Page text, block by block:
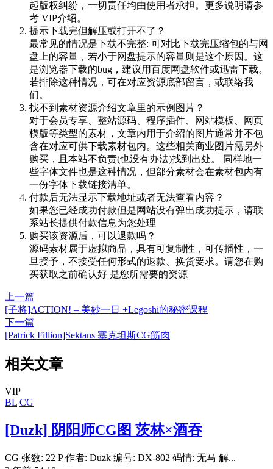
起版权纠纷，一切责任均由使用者承担。更多说明请参
考 VIP介绍。
提示下载完但解压或打开不了？
最常见的情况是下载不完整: 可对比下载完压缩包的与网
盘上的容量，若小于网盘提示的容量则是这个原因。这
是浏览器下载的bug，建议用百度网盘软件或迅雷下载。
若排除这种情况，可在对应资源底部留言，或联络我
们。
找不到素材资源介绍文章里的示例图片？
对于会员专享、整站源码、程序插件、网站模板、网页
模版等类型的素材，文章内用于介绍的图片通常并不包
含在对应可供下载素材包内。这些相关商业图片需另外
购买，且本站不负责(也没有办法)找到出处。 同样地一
些字体文件也是这种情况，但部分素材会在素材包内有
一份字体下载链接清单。
付款后无法显示下载地址或者无法查看内容？
如果您已经成功付款但是网站没有弹出成功提示，请联
系站长提供付款信息为您处理
购买该资源后，可以退款吗？
源码素材属于虚拟商品，具有可复制性，可传播性，一
旦授予，不接受任何形式的退款、换货要求。请您在购
买获取之前确认好 是您所需要的资源
上一篇
[子将]ACTION! – 美妙一日 +Legoshi的秘密课程
下一篇
[Patrick Fillion]Sektans 塞克坦斯CG筋肉
相关文章
VIP
BL CG
[Duzk] 阴阳师CG图 茨林×酒吞
CG 张数: 22 P 作者: Duzk 编号: DX-802 码情: 无马 解...